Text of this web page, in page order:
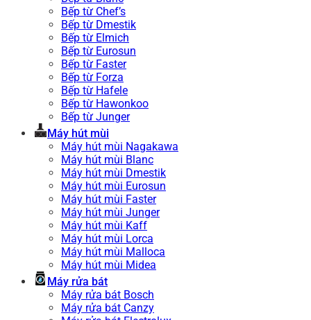
Bếp từ Chef’s
Bếp từ Dmestik
Bếp từ Elmich
Bếp từ Eurosun
Bếp từ Faster
Bếp từ Forza
Bếp từ Hafele
Bếp từ Hawonkoo
Bếp từ Junger
Máy hút mùi
Máy hút mùi Nagakawa
Máy hút mùi Blanc
Máy hút mùi Dmestik
Máy hút mùi Eurosun
Máy hút mùi Faster
Máy hút mùi Junger
Máy hút mùi Kaff
Máy hút mùi Lorca
Máy hút mùi Malloca
Máy hút mùi Midea
Máy rửa bát
Máy rửa bát Bosch
Máy rửa bát Canzy